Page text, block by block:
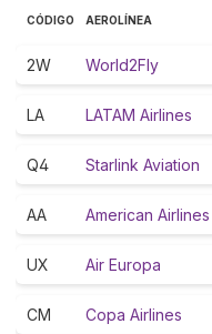
CÓDIGO AEROLÍNEA
2W World2Fly
LA LATAM Airlines
Q4 Starlink Aviation
AA American Airlines
UX Air Europa
CM Copa Airlines